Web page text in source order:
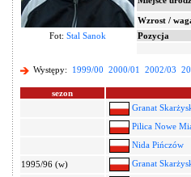
Wzrost /
Fot: Stal Sanok Pozycja
Występy: 1999/00 2000/01 2002/03
sezon
Granat
Pilica Nowe
Nida Pińczów
1995/96 (w)
Granat